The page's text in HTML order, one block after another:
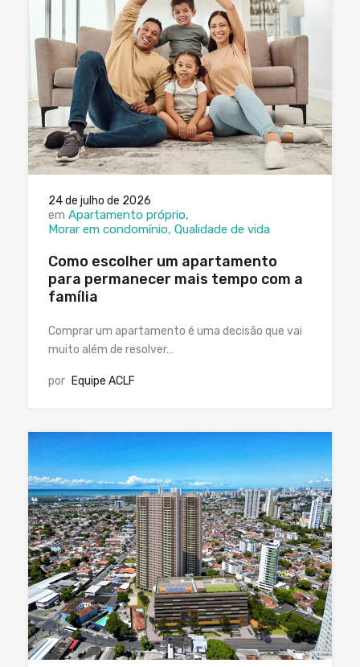
24 de julho de 2026
em Apartamento próprio
Morar em condomínio Qualidade de vida
Como escolher um apartamento
para permanecer mais tempo com a
família
Comprar um apartamento é uma decisão que vai
muito além de resolver…
por Equipe ACLF